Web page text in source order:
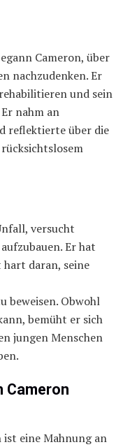
Cameron, über
nachzudenken. Er
und sein
nahm an
reflektierte über die
versucht
Er hat
daran, seine
beweisen. Obwohl
bemüht er sich
jungen Menschen
Cameron
ist eine Mahnung an